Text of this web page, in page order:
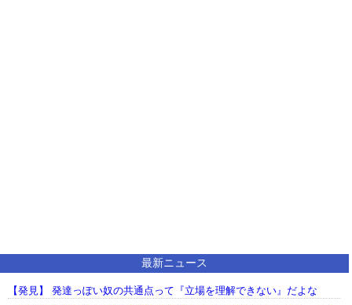
最新ニュース
【発見】 発達っぽい奴の共通点って『立場を理解できない』だよな